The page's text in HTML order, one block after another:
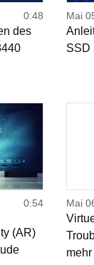
0:48
des
Mai
SSD
0:54
(AR)
Mai
mehr